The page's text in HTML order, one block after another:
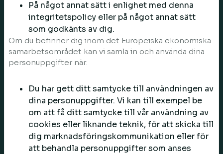
På något annat sätt i enlighet med denna
integritetspolicy eller på något annat sätt
som godkänts av dig.
Om du befinner dig inom det Europeiska ekonomiska
samarbetsområdet kan vi samla in och använda dina
personuppgifter när:
Du har gett ditt samtycke till användningen av
dina personuppgifter. Vi kan till exempel be
om att få ditt samtycke till vår användning av
cookies eller liknande teknik, för att skicka till
dig marknadsföringskommunikation eller för
att behandla personuppgifter som anses